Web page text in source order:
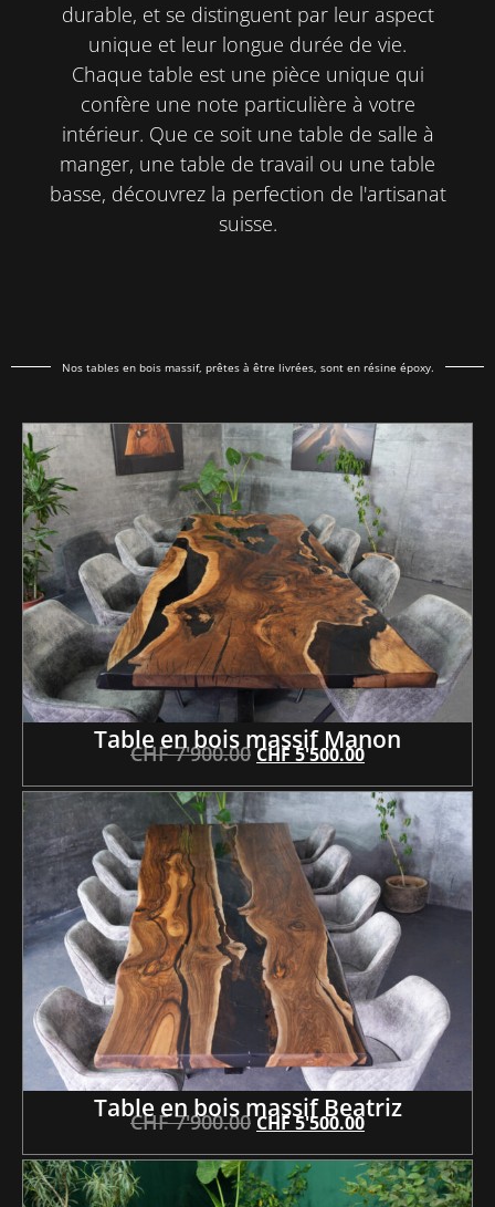
durable, et se distinguent par leur aspect
unique et leur longue durée de vie.
Chaque table est une pièce unique qui
confère une note particulière à votre
intérieur. Que ce soit une table de salle à
manger, une table de travail ou une table
basse, découvrez la perfection de l'artisanat
suisse.
Nos tables en bois massif, prêtes à être livrées, sont en résine époxy.
Table en bois massif Manon
CHF7'900.00 CHF5'500.00
Table en bois massif Beatriz
CHF7'900.00 CHF5'500.00